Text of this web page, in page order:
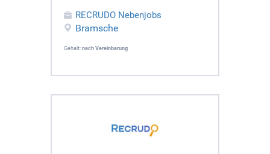
RECRUDO Nebenjobs
Bramsche
Gehalt: nach Vereinbarung